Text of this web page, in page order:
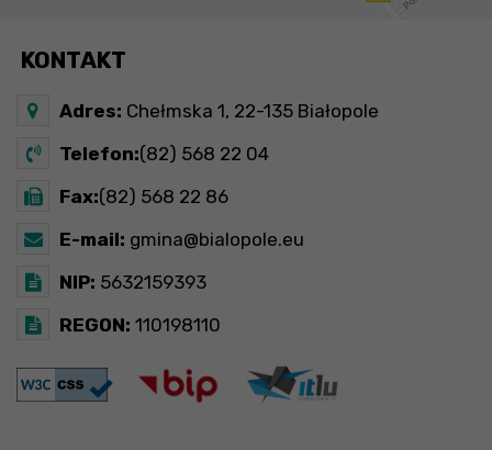
KONTAKT
Adres: Chełmska 1, 22-135 Białopole
Telefon:(82) 568 22 04
Fax:(82) 568 22 86
E-mail: gmina@bialopole.eu
NIP: 5632159393
REGON: 110198110